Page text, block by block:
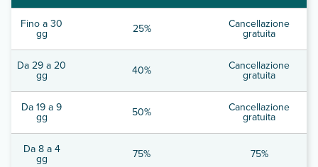
Fino a 30
gg 25% Cancellazione
gratuita
Da 29 a 20
gg 40% Cancellazione
gratuita
Da 19 a 9
gg 50% Cancellazione
gratuita
Da 8 a 4
gg 75% 75%